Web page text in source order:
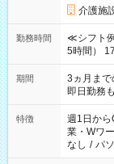
介護施
勤務時間
≪シフト
5時間） 17:00
働く時間
期間
3ヵ月ま
即日勤務
特徴 週1日から
業・Wワ
なし / パ